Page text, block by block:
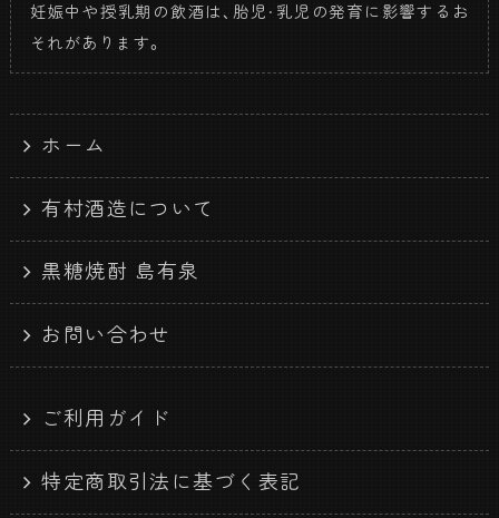
妊娠中や授乳期の飲酒は、胎児・乳児の発育に影響するお
それがあります。
ホーム
有村酒造について
黒糖焼酎 島有泉
お問い合わせ
ご利用ガイド
特定商取引法に基づく表記